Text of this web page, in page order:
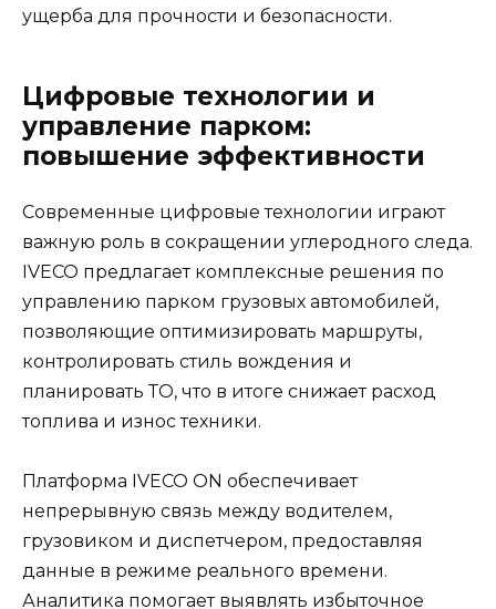
ущерба для прочности и безопасности.
Цифровые технологии и
управление парком:
повышение эффективности
Современные цифровые технологии играют
важную роль в сокращении углеродного следа.
IVECO предлагает комплексные решения по
управлению парком грузовых автомобилей,
позволяющие оптимизировать маршруты,
контролировать стиль вождения и
планировать ТО, что в итоге снижает расход
топлива и износ техники.
Платформа IVECO ON обеспечивает
непрерывную связь между водителем,
грузовиком и диспетчером, предоставляя
данные в режиме реального времени.
Аналитика помогает выявлять избыточное